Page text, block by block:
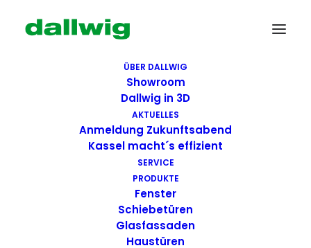
ÜBER DALLWIG
Showroom
Dallwig in 3D
AKTUELLES
Anmeldung Zukunftsabend
Kassel macht´s effizient
SERVICE
PRODUKTE
Fenster
Schiebetüren
Glasfassaden
Haustüren
Wir suchen Dich!